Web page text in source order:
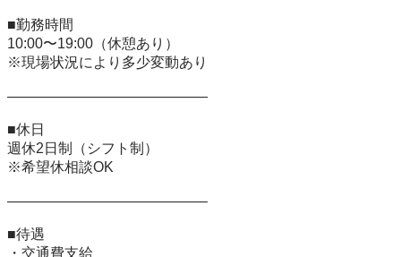
■勤務時間
10:00〜19:00（休憩あり）
※現場状況により多少変動あり
――――――――――――――
■休日
週休2日制（シフト制）
※希望休相談OK
――――――――――――――
■待遇
・交通費支給